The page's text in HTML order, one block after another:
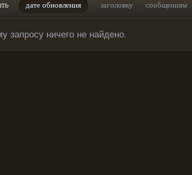
дате обновления заголовку сообщениям
запросу ничего не найдено.